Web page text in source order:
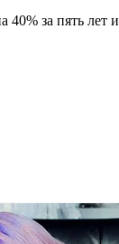
40% за пять лет и